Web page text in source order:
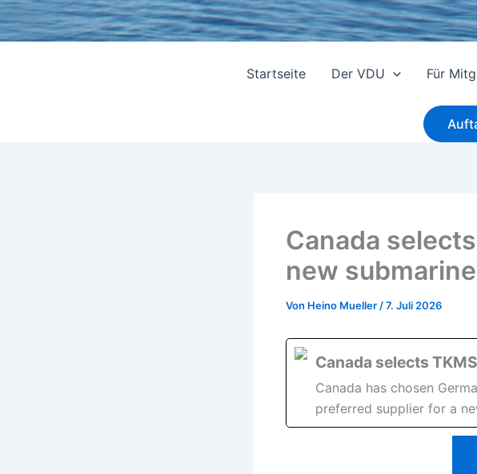
Startseite Der VDU Für
Canada
new
Von Heino Mueller /7. Juli 2026
Canada selects
Canada has chosen
preferred supplier for a